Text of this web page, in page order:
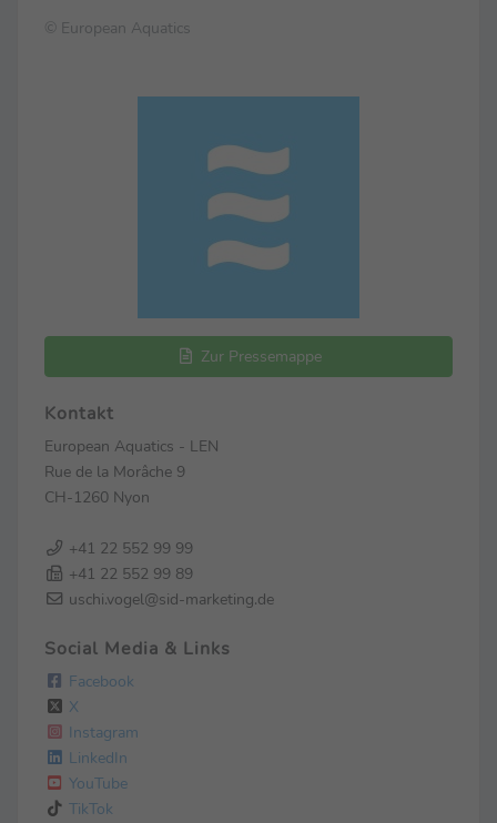
© European Aquatics
Zur Pressemappe
Kontakt
European Aquatics - LEN
Rue de la Morâche 9
CH-1260 Nyon
+41 22 552 99 99
+41 22 552 99 89
uschi.vogel@sid-marketing.de
Social Media & Links
Facebook
X
Instagram
LinkedIn
YouTube
TikTok